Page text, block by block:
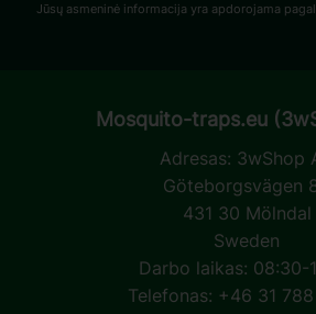
Jūsų asmeninė informacija yra apdorojama
Mosquito-traps.eu
Adresas: 3wShop
Göteborgsvägen
431 30 Mölndal
Sweden
Darbo laikas: 08:30-
Telefonas: +46 31